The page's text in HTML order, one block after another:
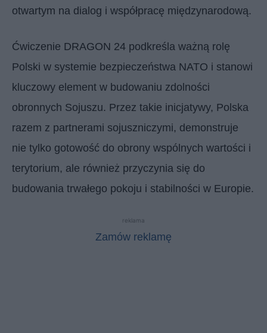
otwartym na dialog i współpracę międzynarodową.
Ćwiczenie DRAGON 24 podkreśla ważną rolę
Polski w systemie bezpieczeństwa NATO i stanowi
kluczowy element w budowaniu zdolności
obronnych Sojuszu. Przez takie inicjatywy, Polska
razem z partnerami sojuszniczymi, demonstruje
nie tylko gotowość do obrony wspólnych wartości i
terytorium, ale również przyczynia się do
budowania trwałego pokoju i stabilności w Europie.
reklama
Zamów reklamę